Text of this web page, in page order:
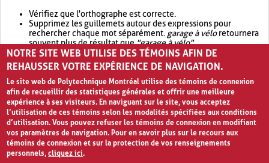
Vérifiez que l'orthographe est correcte.
Supprimez les guillemets autour des expressions pour
rechercher chaque mot séparément. garage à véloretournera
souvent plus de résultat que"garage à vélo".
Envisagez d'élargir votre recherche avec OR.garage OR vélo
retournera souvent plus de résultat quegarage à vélo
NOTRE SITE WEB UTILISE DES TÉMOINS AFIN DE
REHAUSSER VOTRE EXPÉRIENCE DE NAVIGATION.
Le site web de Polytechnique Montréal utilise des témoins de connexion
afin de recueillir des statistiques générales et offrir une meilleure
expérience à ses visiteurs. En naviguant sur le site, vous acceptez
l’utilisation de ces témoins selon les modalités spécifiées aux conditions
d’utilisation. Vous pouvez refuser les témoins de connexion en modifiant
vos paramètres de navigation. Pour en savoir plus sur le recours aux
témoins de connexion et sur la protection de vos renseignements
personnels,cliquez ici.